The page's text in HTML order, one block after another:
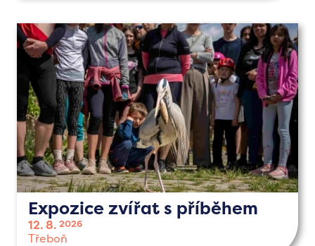
Expozice zvířat s příběhem
12. 8. 2026
Třeboň